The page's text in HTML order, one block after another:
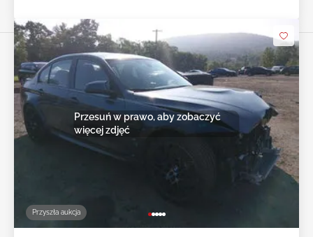
Przyszła aukcja
Przesuń w prawo, aby zobaczyć
więcej zdjęć